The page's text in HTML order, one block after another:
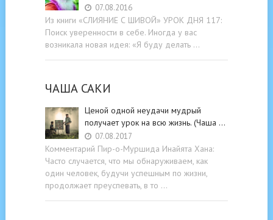
07.08.2016
Из книги «СЛИЯНИЕ С ШИВОЙ» УРОК ДНЯ 117:
Поиск уверенности в себе. Иногда у вас
возникала новая идея: «Я буду делать …
ЧАША САКИ
Ценой одной неудачи мудрый
получает урок на всю жизнь. (Чаша …
07.08.2017
Комментарий Пир-о-Муршида Инайята Хана:
Часто случается, что мы обнаруживаем, как
один человек, будучи успешным по жизни,
продолжает преуспевать, в то …